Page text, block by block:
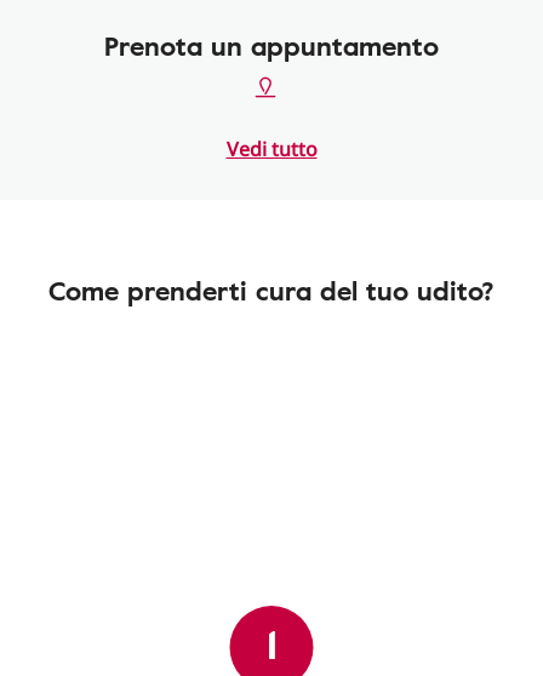
Prenota un appuntamento
Vedi tutto
Come prenderti cura del tuo udito?
1